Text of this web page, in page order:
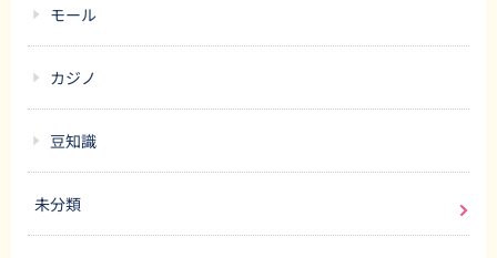
モール
カジノ
豆知識
未分類